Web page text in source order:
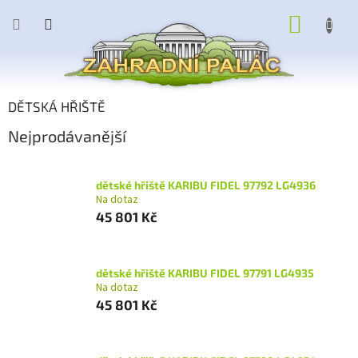
DĚTSKÁ HŘIŠTĚ
Nejprodávanější
dětské hřiště KARIBU FIDEL 97792 LG4936
Na dotaz
45 801 Kč
dětské hřiště KARIBU FIDEL 97791 LG4935
Na dotaz
45 801 Kč